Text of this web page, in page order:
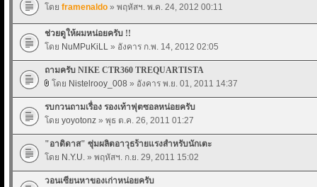
โดย framenaldo » พฤหัสฯ. พ.ค. 24, 2012 00:11
ช่วยดูให้ผมหน่อยครับ !!
โดย NuMPuKiLL » อังคาร ก.พ. 14, 2012 02:05
ถามครับ NIKE CTR360 TREQUARTISTA
โดย Nistelrooy_008 » อังคาร พ.ย. 01, 2011 14:37
รบกวนถามเรื่อง รองเท้าฟุตซอลหน่อยครับ
โดย yoyotonz » พุธ ต.ค. 26, 2011 01:27
"อาดิดาส" ซุ่มผลิตอาวุธร้ายแรงสำหรับนักเตะ
โดย N.Y.U. » พฤหัสฯ. ก.ย. 29, 2011 15:02
วอนเซียนหาของเก่าหน่อยครับ